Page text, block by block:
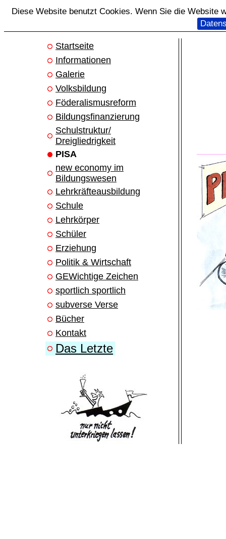
Diese Website benutzt Cookies. Wenn Sie die Website
Startseite
Informationen
Galerie
Volksbildung
Föderalismusreform
Bildungsfinanzierung
Schulstruktur/
Dreigliedrigkeit
PISA
new economy im
Bildungswesen
Lehrkräfteausbildung
Schule
Lehrkörper
Schüler
Erziehung
Politik & Wirtschaft
GEWichtige Zeichen
sportlich sportlich
subverse Verse
Bücher
Kontakt
Das Letzte